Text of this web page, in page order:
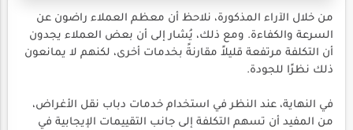
من خلال الآراء المذكورة، نلاحظ أن معظم العملاء راضون عن
السرعة والكفاءة. ومع ذلك، يُشار إلى أن بعض العملاء يجدون
أن التكلفة مرتفعة قليلاً مقارنةً بخدمات أخرى، لكنهم لا يمانعون
ذلك نظرًا للجودة.
في النهاية، عند النظر في استخدام خدمات دباب نقل الأغراض،
من المفيد أن تسهم التكلفة إلى جانب التقييمات الإيجابية في